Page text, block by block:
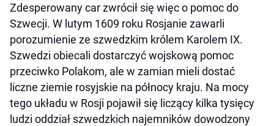
Zdesperowany car zwrócił się więc o pomoc do
Szwecji. W lutym 1609 roku Rosjanie zawarli
porozumienie ze szwedzkim królem Karolem IX.
Szwedzi obiecali dostarczyć wojskową pomoc
przeciwko Polakom, ale w zamian mieli dostać
liczne ziemie rosyjskie na północy kraju. Na mocy
tego układu w Rosji pojawił się liczący kilka tysięcy
ludzi oddział szwedzkich najemników dowodzony